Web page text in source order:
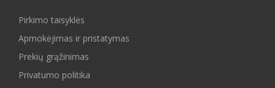
Pirkimo taisyklės
Apmokėjimas ir pristatymas
Prekių grąžinimas
Privatumo politika